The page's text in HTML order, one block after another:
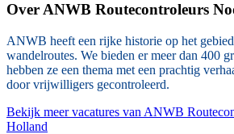
Over ANWB Routecontroleurs
ANWB heeft een rijke historie op het
wandelroutes. We bieden er meer dan 400
hebben ze een thema met een prachtig
door vrijwilligers gecontroleerd.
Bekijk meer vacatures van ANWB
Holland